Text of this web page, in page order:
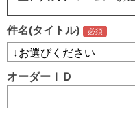
件名(タイトル)
オーダーＩＤ